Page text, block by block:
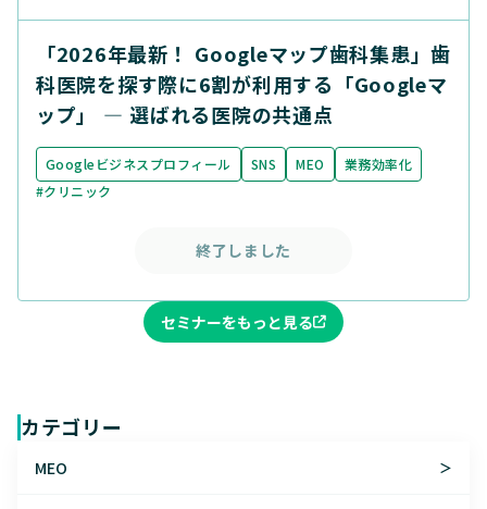
「2026年最新！ Googleマップ歯科集患」歯
科医院を探す際に6割が利用する「Googleマ
ップ」 ― 選ばれる医院の共通点
Googleビジネスプロフィール SNS MEO
業務効率化
#クリニック
終了しました
セミナーをもっと見る
カテゴリー
MEO ＞